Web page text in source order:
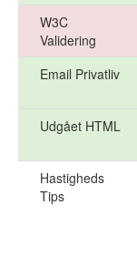
W3C
Validering
Email Privatliv
Udgået HTML
Hastigheds
Tips